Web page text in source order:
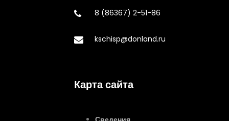
8 (86367) 2-51-86
kschisp@donland.ru
Карта сайта